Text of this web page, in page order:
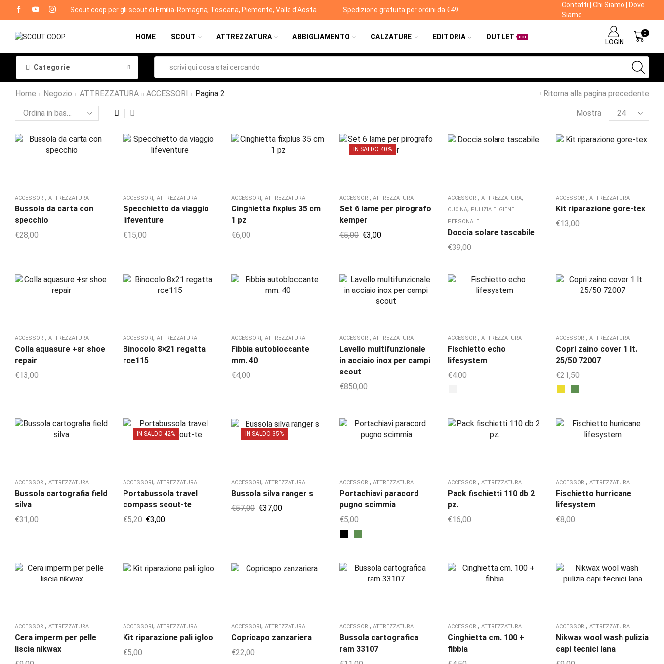
Scout.coop per gli scout di Emilia-Romagna, Toscana, Piemonte, Valle d'Aosta Spedizione gratuita per ordini da €49
Contatti Chi Siamo
Dove
Siamo
HOME SCOUT ATTREZZATURA ABBIGLIAMENTO CALZATURE EDITORIA OUTLET HOT
LOGIN
0
Categorie
Home Negozio ATTREZZATURA ACCESSORI Pagina 2 Ritorna alla pagina precedente
Mostra
ACCESSORI , ATTREZZATURA
Bussola da carta con
specchio
€28,00
ACCESSORI , ATTREZZATURA
Specchietto da viaggio
lifeventure
€15,00
ACCESSORI , ATTREZZATURA
Cinghietta fixplus 35 cm
1 pz
€6,00
IN SALDO 40%
ACCESSORI , ATTREZZATURA
Set 6 lame per pirografo
kemper
€5,00 €3,00
ACCESSORI , ATTREZZATURA,
CUCINA, PULIZIA E IGIENE
PERSONALE
Doccia solare tascabile
€39,00
ACCESSORI , ATTREZZATURA
Kit riparazione gore-tex
€13,00
ACCESSORI , ATTREZZATURA
Colla aquasure +sr shoe
repair
€13,00
ACCESSORI , ATTREZZATURA
Binocolo 8×21 regatta
rce115
ACCESSORI , ATTREZZATURA
Fibbia autobloccante
mm. 40
€4,00
ACCESSORI , ATTREZZATURA
Lavello multifunzionale
in acciaio inox per campi
scout
€850,00
ACCESSORI , ATTREZZATURA
Fischietto echo
lifesystem
€4,00
ACCESSORI , ATTREZZATURA
Copri zaino cover 1 lt.
25/50 72007
€21,50
ACCESSORI , ATTREZZATURA
Bussola cartografia field
silva
€31,00
IN SALDO 42%
ACCESSORI , ATTREZZATURA
Portabussola travel
compass scout-te
€5,20 €3,00
IN SALDO 35%
ACCESSORI , ATTREZZATURA
Bussola silva ranger s
€57,00 €37,00
ACCESSORI , ATTREZZATURA
Portachiavi paracord
pugno scimmia
€5,00
ACCESSORI , ATTREZZATURA
Pack fischietti 110 db 2
pz.
€16,00
ACCESSORI , ATTREZZATURA
Fischietto hurricane
lifesystem
€8,00
ACCESSORI , ATTREZZATURA
Cera imperm per pelle
liscia nikwax
ACCESSORI , ATTREZZATURA
Kit riparazione pali igloo
€5,00
ACCESSORI , ATTREZZATURA
Copricapo zanzariera
€22,00
ACCESSORI , ATTREZZATURA
Bussola cartografica
ram 33107
ACCESSORI , ATTREZZATURA
Cinghietta cm. 100 +
fibbia
ACCESSORI , ATTREZZATURA
Nikwax wool wash pulizia
capi tecnici lana